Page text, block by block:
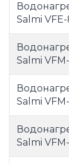
Salmi
Salmi
Salmi
Salmi